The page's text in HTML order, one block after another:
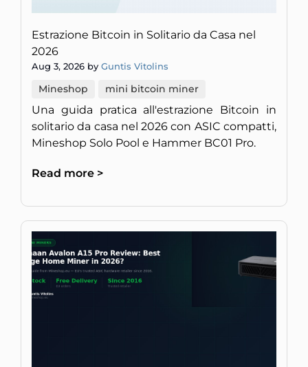
Estrazione Bitcoin in Solitario da Casa nel
2026
Aug 3, 2026 by Guntis Vitolins
Mineshop mini bitcoin miner
Una guida pratica all'estrazione Bitcoin in
solitario da casa nel 2026 con ASIC compatti,
Mineshop Solo Pool e Hammer BC01 Pro.
Read more >